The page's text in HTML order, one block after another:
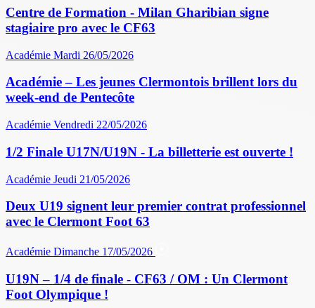
Centre de Formation - Milan Gharibian signe
stagiaire pro avec le CF63
Académie Mardi 26/05/2026
Académie – Les jeunes Clermontois brillent lors du
week-end de Pentecôte
Académie Vendredi 22/05/2026
1/2 Finale U17N/U19N - La billetterie est ouverte !
Académie Jeudi 21/05/2026
Deux U19 signent leur premier contrat professionnel
avec le Clermont Foot 63
Académie Dimanche 17/05/2026
U19N – 1/4 de finale - CF63 / OM : Un Clermont
Foot Olympique !